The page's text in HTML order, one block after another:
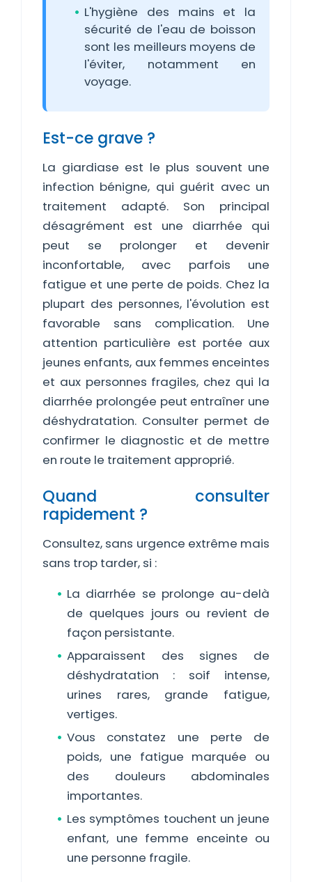
L'hygiène des mains et la
sécurité de l'eau de boisson
sont les meilleurs moyens de
l'éviter, notamment en
voyage.
Est-ce grave ?
La giardiase est le plus souvent une
infection bénigne, qui guérit avec un
traitement adapté. Son principal
désagrément est une diarrhée qui
peut se prolonger et devenir
inconfortable, avec parfois une
fatigue et une perte de poids. Chez la
plupart des personnes, l'évolution est
favorable sans complication. Une
attention particulière est portée aux
jeunes enfants, aux femmes enceintes
et aux personnes fragiles, chez qui la
diarrhée prolongée peut entraîner une
déshydratation. Consulter permet de
confirmer le diagnostic et de mettre
en route le traitement approprié.
Quand consulter
rapidement ?
Consultez, sans urgence extrême mais
sans trop tarder, si :
La diarrhée se prolonge au-delà
de quelques jours ou revient de
façon persistante.
Apparaissent des signes de
déshydratation : soif intense,
urines rares, grande fatigue,
vertiges.
Vous constatez une perte de
poids, une fatigue marquée ou
des douleurs abdominales
importantes.
Les symptômes touchent un jeune
enfant, une femme enceinte ou
une personne fragile.